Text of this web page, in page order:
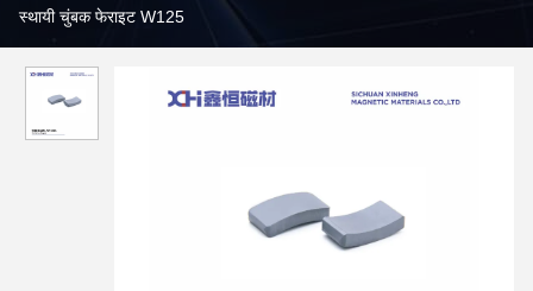
स्थायी चुंबक फेराइट W125